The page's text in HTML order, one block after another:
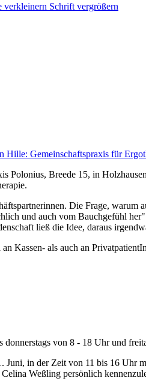
verkleinern Schrift vergrößern
Polonius, Breede 15, in
Die Frage, warum
und auch vom Bauchgefühl
ließ die Idee, daraus
Kassen- als auch an
donnerstags von 8 - 18 Uhr und
Juni, in der Zeit von 11 bis 16 Uhr
Weßling persönlich